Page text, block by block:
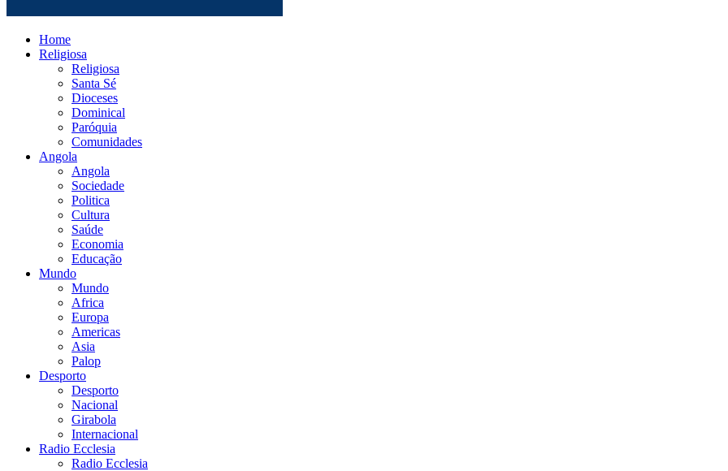
Home
Religiosa
Religiosa
Santa Sé
Dioceses
Dominical
Paróquia
Comunidades
Angola
Angola
Sociedade
Politica
Cultura
Saúde
Economia
Educação
Mundo
Mundo
Africa
Europa
Americas
Asia
Palop
Desporto
Desporto
Nacional
Girabola
Internacional
Radio Ecclesia
Radio Ecclesia